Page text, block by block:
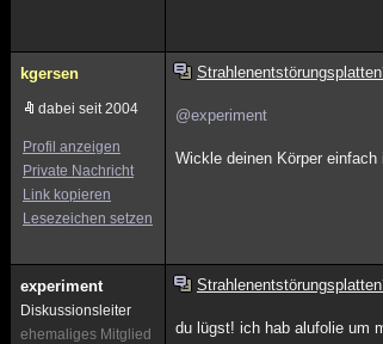
kgersen
dabei seit 2004
Profil anzeigen
Private Nachricht
Link kopieren
Lesezeichen setzen
@experiment
Wickle deinen Körper
experiment
Diskussionsleiter
ehemaliges Mitglied
du lügst! ich hab alufolie um